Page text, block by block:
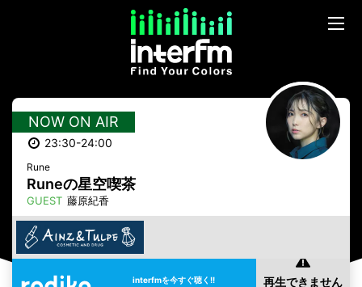
NOW ON AIR
23:30-24:00
Rune
Runeの星空喫茶
GUEST 藤原紀香
interfmを今すぐ聴く!!